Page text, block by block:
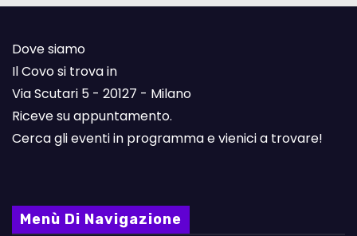
Dove siamo
Il Covo si trova in
Via Scutari 5 - 20127 - Milano
Riceve su appuntamento.
Cerca gli eventi in programma e vienici a trovare!
Menù Di Navigazione